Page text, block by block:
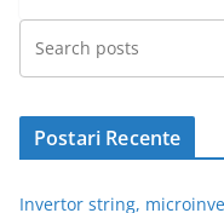
Postari Recente
Invertor string,